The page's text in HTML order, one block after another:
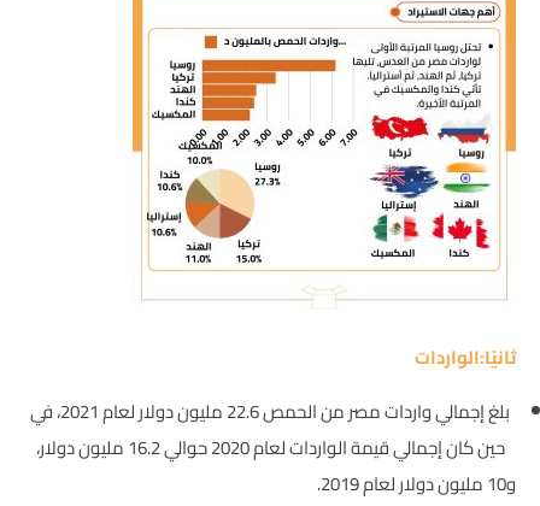
ثانيًا:الواردات
بلغ إجمالي واردات مصر من الحمص 22.6 مليون دولار لعام 2021، في
حين كان إجمالي قيمة الواردات لعام 2020 حوالي 16.2 مليون دولار،
و10 مليون دولار لعام 2019.